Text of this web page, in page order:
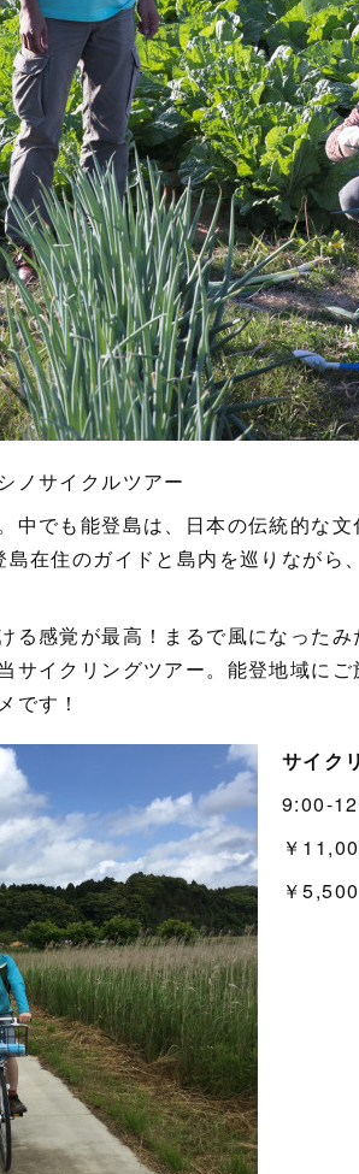
ノサイクルツアー
中でも能登島は、日本の伝統的な
在住のガイドと島内を巡りなが
る感覚が最高！まるで風になった
サイクリングツアー。能登地域に
です！
サイク
9:00-
￥
￥